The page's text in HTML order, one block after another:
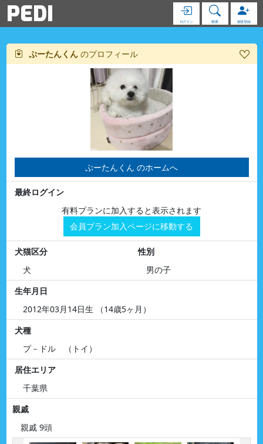
PEDI ログイン 検索 新規登録
ぷーたんくん のプロフィール
ぷーたんくん のホームへ
最終ログイン
有料プランに加入すると表示されます
会員プラン加入ページに移動する
犬猫区分
犬
性別
男の子
生年月日
2012年03月14日生 （14歳5ヶ月）
犬種
プ－ドル （トイ）
居住エリア
千葉県
親戚
親戚 9頭